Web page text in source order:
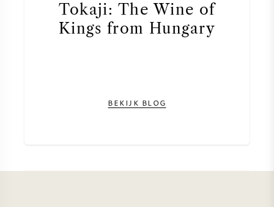
Tokaji: The Wine of
Kings from Hungary
BEKIJK BLOG